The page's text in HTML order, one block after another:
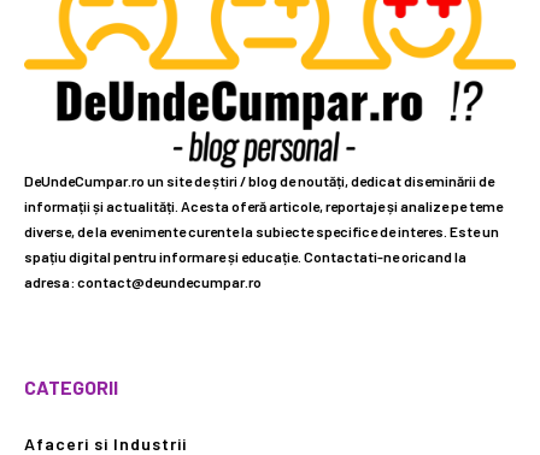
DeUndeCumpar.ro un site de știri / blog de noutăți, dedicat diseminării de
informații și actualități. Acesta oferă articole, reportaje și analize pe teme
diverse, de la evenimente curente la subiecte specifice de interes. Este un
spațiu digital pentru informare și educație. Contactati-ne oricand la
adresa: contact@deundecumpar.ro
CATEGORII
Afaceri si Industrii